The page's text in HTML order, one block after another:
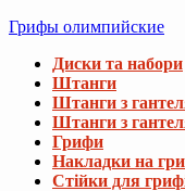
Грифы олимпийские
Диски та набори
Штанги
Штанги з
Штанги з
Грифи
Накладки на
Стійки для